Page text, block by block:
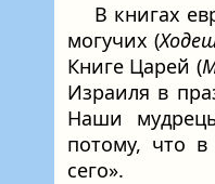
В книгах
могучих (
Книге Царей (
Израиля в
Наши
потому, что
сего».